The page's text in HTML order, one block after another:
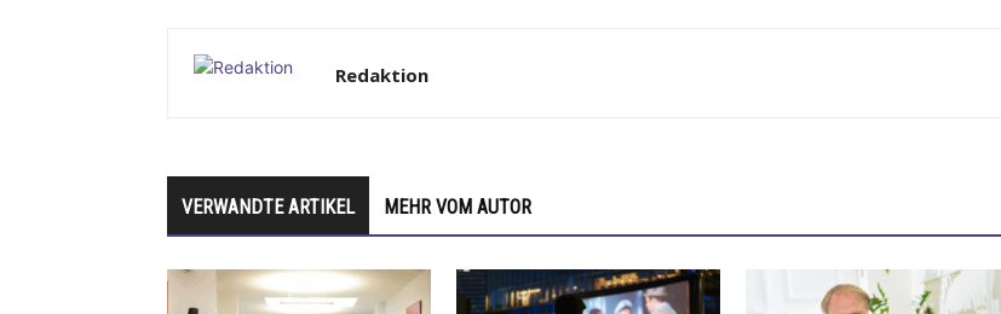
Redaktion
VERWANDTE ARTIKEL MEHR VOM AUTOR